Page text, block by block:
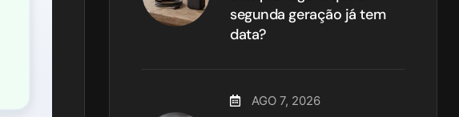
segunda geração já tem
data?
AGO 7, 2026